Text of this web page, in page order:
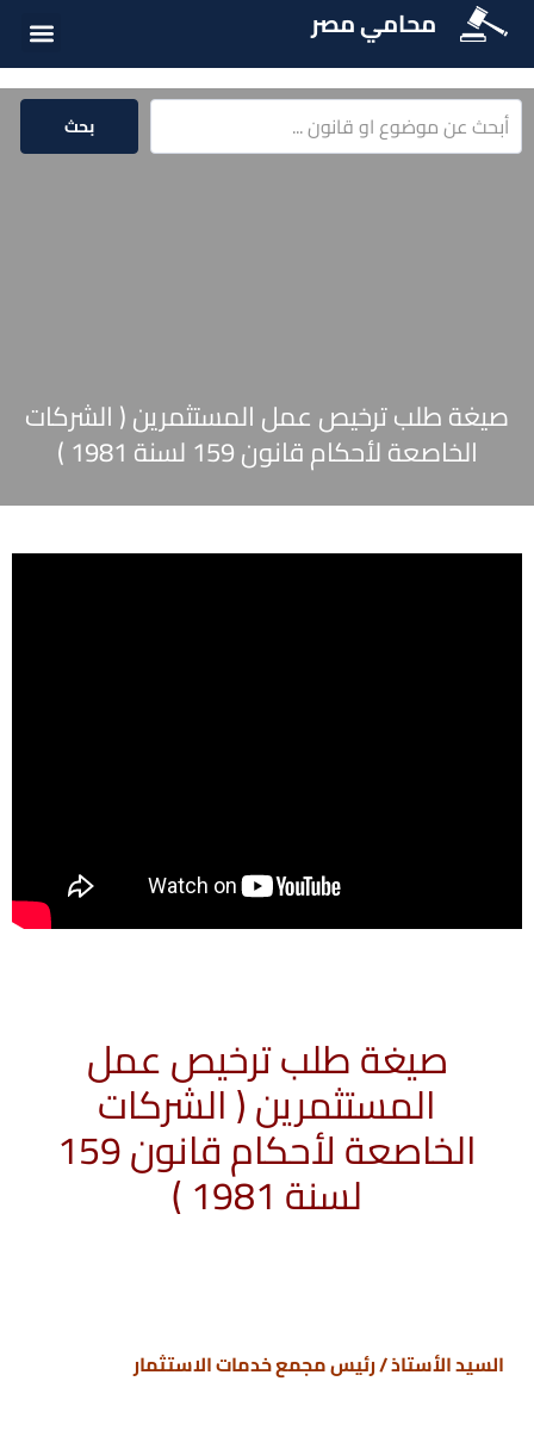
محامي مصر
بحث
صيغة طلب ترخيص عمل المستثمرين ( الشركات
الخاصعة لأحكام قانون 159 لسنة 1981 )
صيغة طلب ترخيص عمل
المستثمرين ( الشركات
الخاصعة لأحكام قانون 159
لسنة 1981 )
السيد الأستاذ / رئيس مجمع خدمات الاستثمار